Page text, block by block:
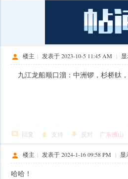
楼主 | 发表于 2023-10-5 11:45 AM |
九江龙船顺口溜：中洲锣，杉桥舦
回复 支持 反对 广东佛山
楼主 | 发表于 2024-1-16 09:58 PM | 显
哈哈！